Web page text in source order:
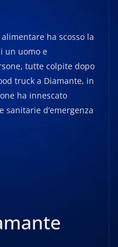
ha scosso la
un uomo e
tutte colpite dopo
truck a Diamante, in
ha innescato
sanitarie d’emergenza